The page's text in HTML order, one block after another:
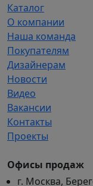
Каталог
О компании
Наша команда
Покупателям
Дизайнерам
Новости
Видео
Вакансии
Контакты
Проекты
Офисы продаж
г. Москва,